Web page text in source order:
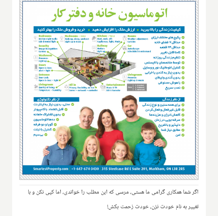
اگر شما همکاری گرامی ما هستی، مرسی که این مطلب را خواندی، اما کپی نکن و با
تغییر به نام خودت نزن، خودت زحمت بکش!